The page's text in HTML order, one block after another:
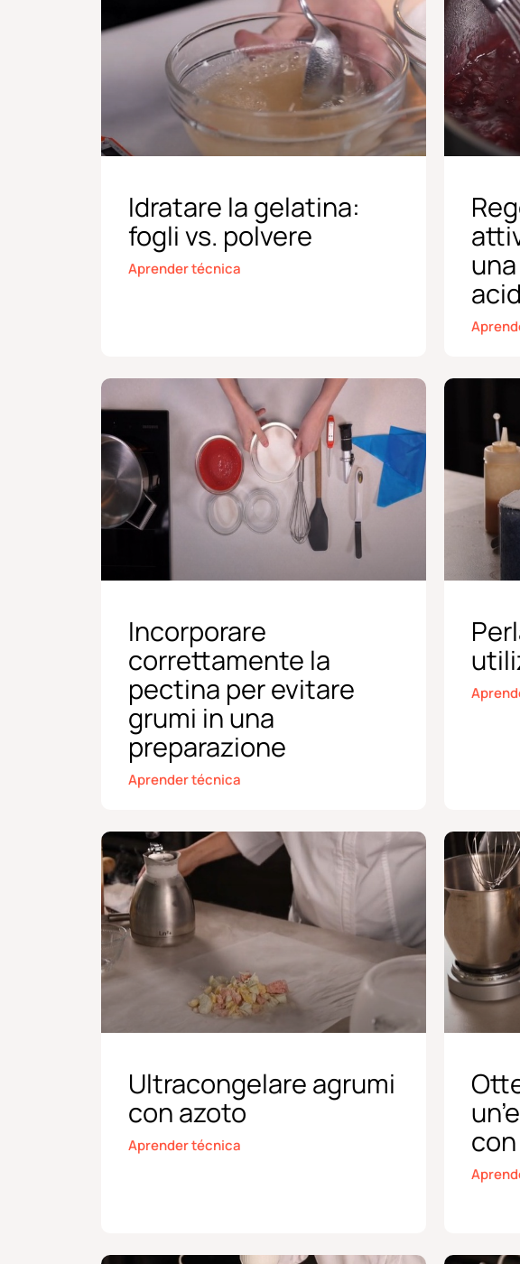
Idratare la gelatina:
fogli vs. polvere
Aprender técnica
Incorporare
correttamente la
pectina per evitare
grumi in una
preparazione
Aprender técnica
Ultracongelare agrumi
con azoto
Aprender técnica